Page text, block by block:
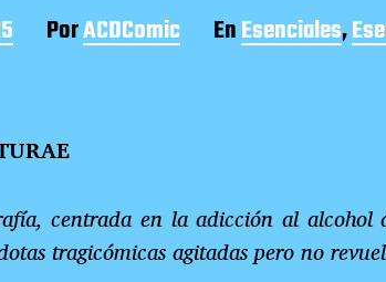
PorACDComic EnEsenciales,
centrada en la adicción al
tragicómicas agitadas pero no